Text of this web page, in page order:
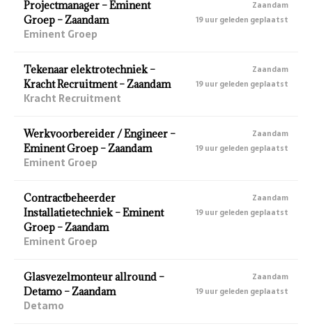
Projectmanager – Eminent
Groep – Zaandam
Eminent Groep
Zaandam
19 uur geleden geplaatst
Tekenaar elektrotechniek –
Kracht Recruitment – Zaandam
Kracht Recruitment
Zaandam
19 uur geleden geplaatst
Werkvoorbereider / Engineer –
Eminent Groep – Zaandam
Eminent Groep
Zaandam
19 uur geleden geplaatst
Contractbeheerder
Installatietechniek – Eminent
Groep – Zaandam
Eminent Groep
Zaandam
19 uur geleden geplaatst
Glasvezelmonteur allround –
Detamo – Zaandam
Detamo
Zaandam
19 uur geleden geplaatst